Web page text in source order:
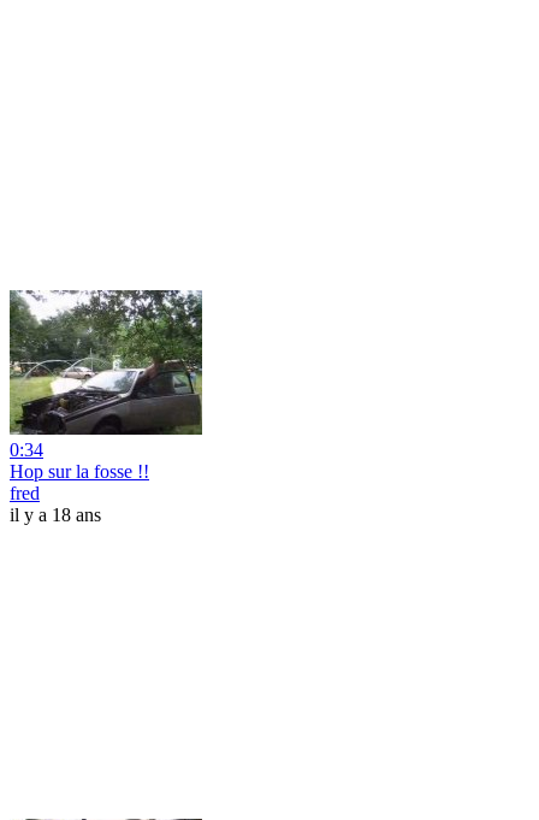
0:34
Hop sur la fosse !!
fred
il y a 18 ans